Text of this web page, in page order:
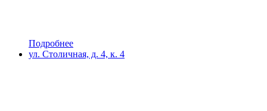
Подробнее
ул. Столичная, д. 4, к. 4